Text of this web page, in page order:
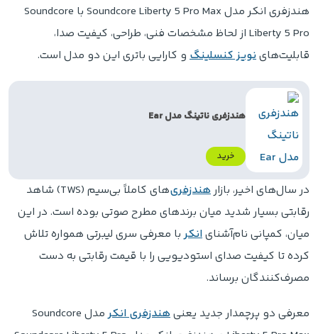
هندزفری انکر مدل Soundcore Liberty 5 Pro Max با Soundcore
Liberty 5 Pro از لحاظ مشخصات فنی، طراحی، کیفیت صدا،
قابلیت‌هاینویز کنسلینگ و کارایی باتری این دو مدل است.
هندزفری ناتینگ مدل Ear
خرید
در سال‌های اخیر، بازارهندزفری
‌های کاملاً بی‌سیم (TWS) شاهد
رقابتی بسیار شدید میان برندهای مطرح صوتی بوده است. در این
میان، کمپانی نام‌آشنایانکربا معرفی سری لیبرتی همواره تلاش
کرده تا کیفیت صدای استودیویی را با قیمت رقابتی به دست
مصرف‌کنندگان برساند.
معرفی دو پرچمدار جدید یعنیهندزفری انکر
مدل Soundcore